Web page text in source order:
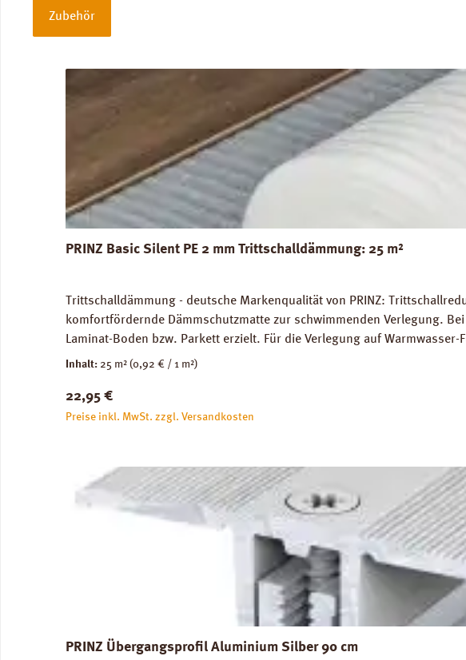
Zubehör
PRINZ Basic Silent PE 2 mm Trittschalldämmung: 25 m²
Trittschalldämmung - deutsche Markenqualität von PRINZ:
komfortfördernde Dämmschutzmatte zur schwimmenden Verlegung.
Laminat-Boden bzw. Parkett erzielt. Für die Verlegung auf
Abmessungen: Breite 100 cm, Länge 25 m: 1 Rolle = 25 m² Trittschall-
Inhalt: 25 m² (0,92 € / 1 m²)
Regulärer Preis:
22,95 €
Preise inkl. MwSt. zzgl. Versandkosten
PRINZ Übergangsprofil Aluminium Silber 90 cm